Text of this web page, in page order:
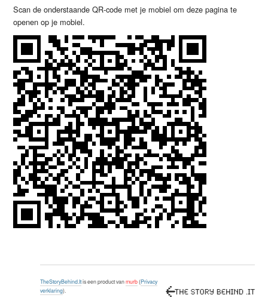
Scan de onderstaande QR-code met je mobiel om deze pagina te
openen op je mobiel.
TheStoryBehind.Itis een product vanmurb(Privacy
verklaring).